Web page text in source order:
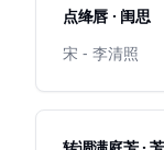
点绛唇 · 闺思
宋 - 李清照